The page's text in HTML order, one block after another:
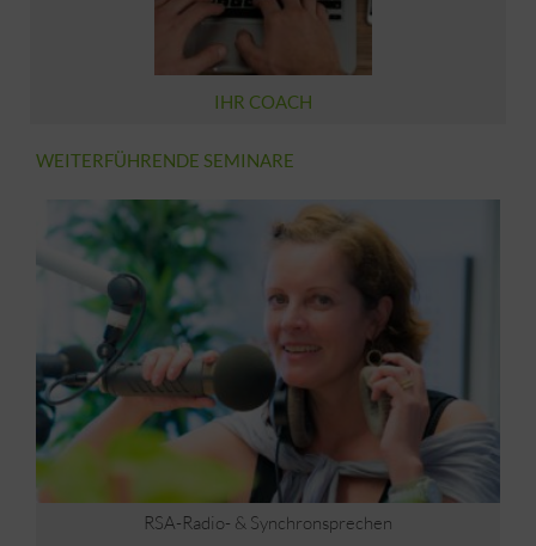
IHR COACH
WEITERFÜHRENDE SEMINARE
RSA-Radio- & Synchronsprechen